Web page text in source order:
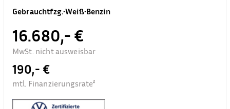
Gebrauchtfzg.•Weiß•Benzin
16.680,- €
MwSt. nicht ausweisbar
190,- €
mtl. Finanzierungsrate²